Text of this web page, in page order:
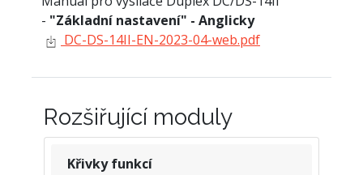
- "Základní nastavení" - Anglicky
DC-DS-14II-EN-2023-04-web.pdf
Rozšiřující moduly
Křivky funkcí